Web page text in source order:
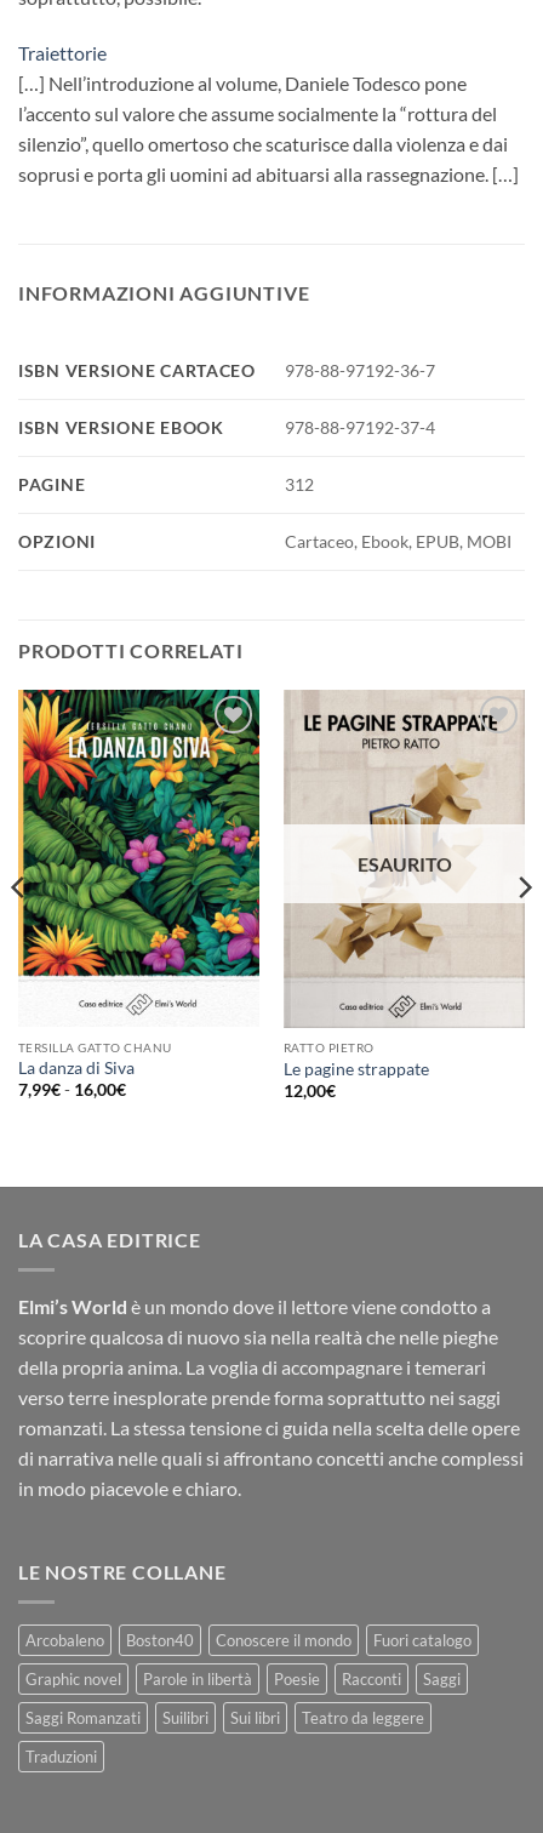
Traiettorie
[…] Nell’introduzione al volume, Daniele Todesco pone
l’accento sul valore che assume socialmente la “rottura del
silenzio”, quello omertoso che scaturisce dalla violenza e dai
soprusi e porta gli uomini ad abituarsi alla rassegnazione. […]
INFORMAZIONI AGGIUNTIVE
ISBN VERSIONE CARTACEO 978-88-97192-36-7
ISBN VERSIONE EBOOK 978-88-97192-37-4
PAGINE 312
OPZIONI Cartaceo, Ebook, EPUB, MOBI
PRODOTTI CORRELATI
Aggiungi
alla lista
dei
desideri
TERSILLA GATTO CHANU
La danza di Siva
7,99€ - 16,00€Fascia
16,00€
alla lista
desideri
ESAURITO
RATTO PIETRO
Le pagine strappate
12,00€
LA CASA EDITRICE
Elmi’s World è un mondo dove il lettore viene condotto a
scoprire qualcosa di nuovo sia nella realtà che nelle pieghe
della propria anima. La voglia di accompagnare i temerari
verso terre inesplorate prende forma soprattutto nei saggi
romanzati. La stessa tensione ci guida nella scelta delle opere
di narrativa nelle quali si affrontano concetti anche complessi
in modo piacevole e chiaro.
LE NOSTRE COLLANE
Arcobaleno Boston40 Conoscere il mondo
Fuori catalogo
Graphic novel
Parole in libertà Poesie Racconti
Saggi
Saggi Romanzati
Suilibri Sui libri
Teatro da leggere
Traduzioni